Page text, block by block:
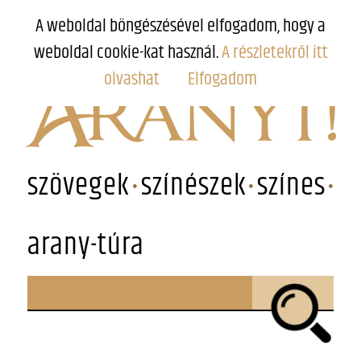
szövegek színészek színes
arany-túra
A weboldal böngészésével elfogadom, hogy a
weboldal cookie-kat használ.A részletekről itt
olvashat
Elfogadom